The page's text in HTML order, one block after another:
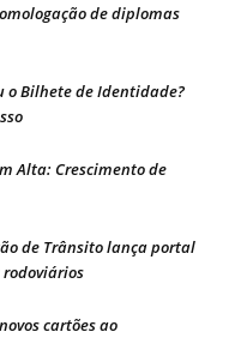
de diplomas
o Bilhete de Identidade?
Alta: Crescimento de
de Trânsito lança portal
cartões ao